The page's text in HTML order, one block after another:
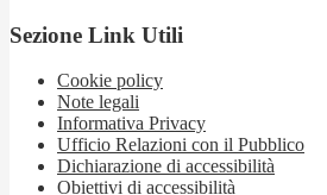
Sezione Link Utili
Cookie policy
Note legali
Informativa Privacy
Ufficio Relazioni con il Pubblico
Dichiarazione di accessibilità
Obiettivi di accessibilità